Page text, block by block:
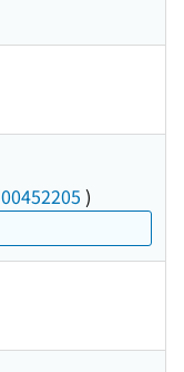
00452205 )